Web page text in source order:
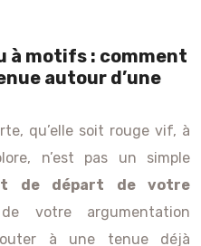
à motifs : comment
autour d’une
qu’elle soit rouge vif, à
n’est pas un simple
de départ de votre
votre argumentation
à une tenue déjà